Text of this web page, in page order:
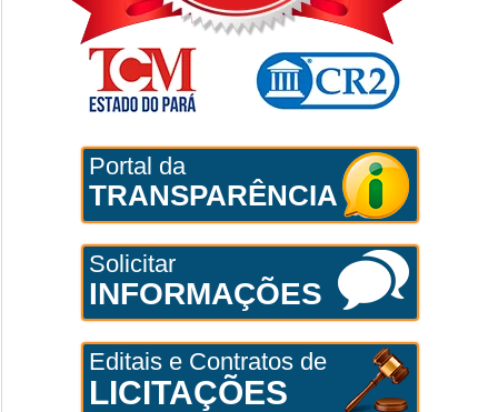
Portal da
TRANSPARÊNCIA
Solicitar
INFORMAÇÕES
Editais e Contratos de
LICITAÇÕES